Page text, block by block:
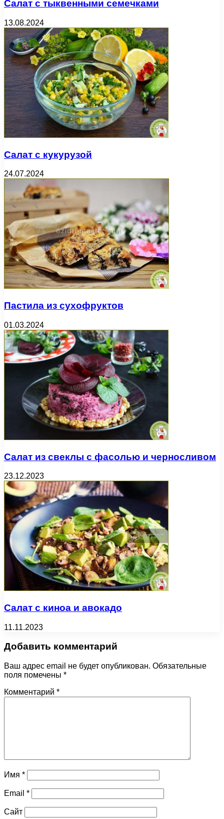
Салат с тыквенными семечками
13.08.2024
Салат с кукурузой
24.07.2024
Пастила из сухофруктов
01.03.2024
Салат из свеклы с фасолью и черносливом
23.12.2023
Салат с киноа и авокадо
11.11.2023
Добавить комментарий
Ваш адрес email не будет опубликован. Обязательные
поля помечены *
Комментарий *
Имя *
Email *
Сайт